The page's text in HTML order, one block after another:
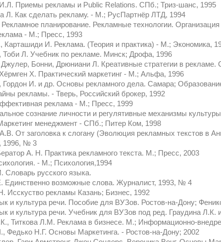
Приемы рекламы и Public Relations. СПб.; Триз-шанс, 1995
Л. Как сделать рекламу. - М.; РусПартнёр ЛТД, 1994
планирование. Рекламные технологии.
- М.; Пресс, 1993
Карташиди И. Реклама. (Теория и практика) - М.; Экономика,
Тоби Л. Учебник по рекламе. Минск; Дрофа, 1996
Бонни, Дрюниани Л. Креативные стратегии в рекламе.
Х. Практический маркетинг - М.; Альфа, 1996
Гордон И. и др. Основы рекламного дела. Самара;
рекламы. - Тверь, Российский брокер, 1992
реклама - М.; Пресс, 1999
сознание личности и регулятивные механизмы
менеджмент - СПб.; Питер Ком, 1998
От заголовка к слогану (Эволюция рекламных текстов в
1996, № 3
А. Н. Практика рекламного текста. М.; Пресс, 2003
- М.; Психология,1994
Словарь русского языка.
Единственно возможные слова. Журналист, 1993, № 4
Исскуство рекламы Казань; Бизнес, 1992
и культура речи. Пособие для ВУЗов. Ростов-на-Дону;
и культура речи. Учебник для ВУЗов под ред. Граудина
Титкова Л.М. Реклама в бизнесе. М.; Информационно-
Федько Н.Г. Основы Маркетинга. - Ростов-на-Дону; 2002